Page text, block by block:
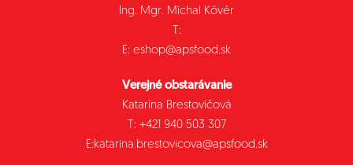
Ing. Mgr. Michal Kövér
T:
E: eshop@apsfood.sk
Verejné obstarávanie
Katarína Brestovičová
T: +421 940 503 307
E:katarina.brestovicova@apsfood.sk